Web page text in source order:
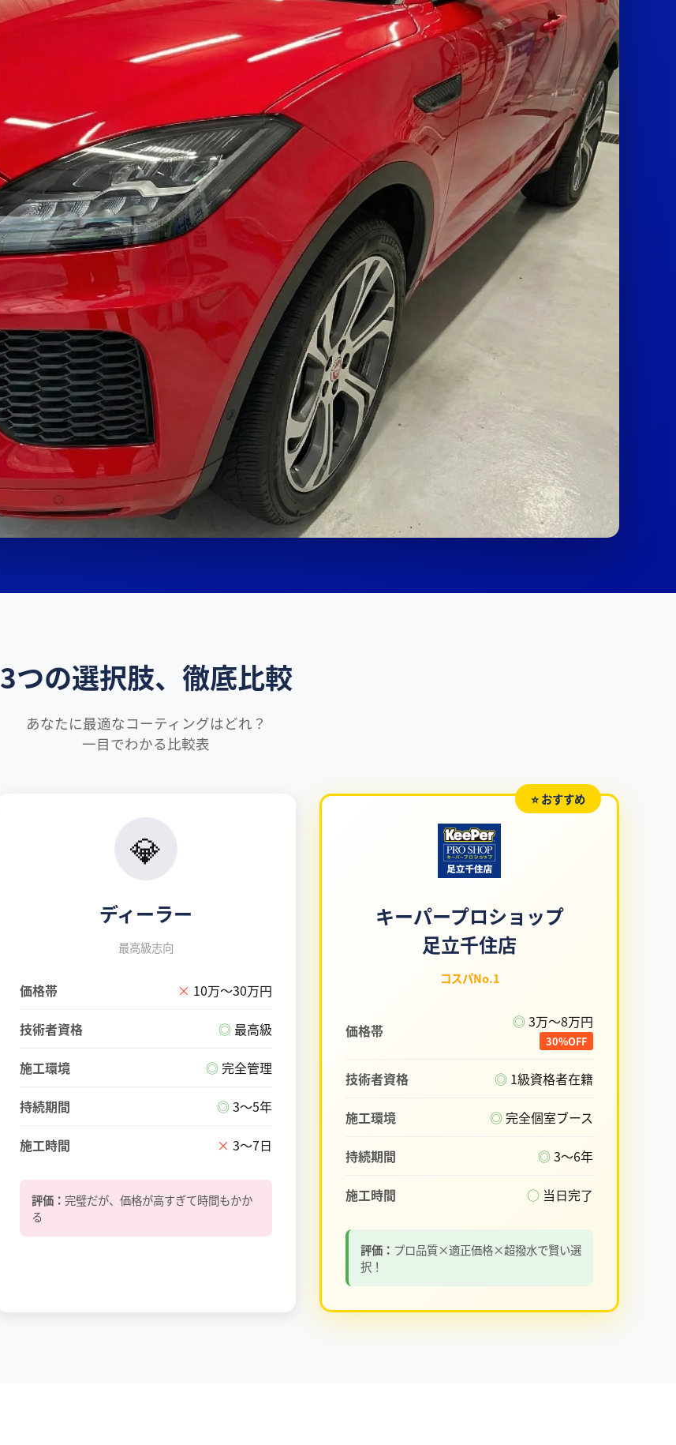
3つの選択肢、徹底比較
あなたに最適なコーティングはどれ？
一目でわかる比較表
💎
ディーラー
最高級志向
価格帯 × 10万〜30万円
技術者資格 ◎ 最高級
施工環境 ◎ 完全管理
持続期間 ◎3〜5年
施工時間 × 3〜7日
評価： 完璧だが、価格が高すぎて時間もかか
る
⭐ おすすめ
キーパープロショップ
足立千住店
コスパNo.1
価格帯 ◎3万〜8万円
30%OFF
技術者資格 ◎ 1級資格者在籍
施工環境 ◎ 完全個室ブース
持続期間 ◎3〜6年
施工時間 ○ 当日完了
評価： プロ品質×適正価格×超撥水で賢い選
択！